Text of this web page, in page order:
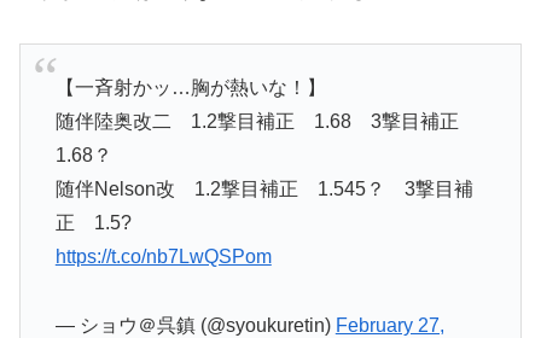
【一斉射かッ…胸が熱いな！】
随伴陸奥改二 1.2撃目補正 1.68 3撃目補正
1.68？
随伴Nelson改 1.2撃目補正 1.545？ 3撃目補
正 1.5?
https://t.co/nb7LwQSPom
— ショウ＠呉鎮 (@syoukuretin) February 27,